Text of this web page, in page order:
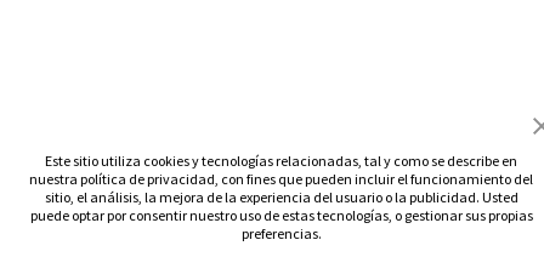
Este sitio utiliza cookies y tecnologías relacionadas, tal y como se describe en
nuestra política de privacidad, con fines que pueden incluir el funcionamiento del
sitio, el análisis, la mejora de la experiencia del usuario o la publicidad. Usted
puede optar por consentir nuestro uso de estas tecnologías, o gestionar sus propias
preferencias.